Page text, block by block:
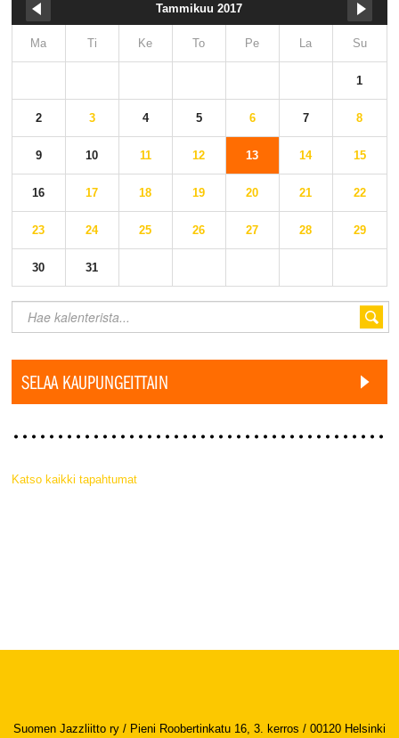
Tammikuu 2017
Ma Ti Ke To Pe La Su
1
2 3 4 5 6 7 8
9 10 11 12 13 14 15
16 17 18 19 20 21 22
23 24 25 26 27 28 29
30 31
SELAA KAUPUNGEITTAIN
Katso kaikki tapahtumat
Suomen Jazzliitto ry / Pieni Roobertinkatu 16, 3. kerros / 00120 Helsinki